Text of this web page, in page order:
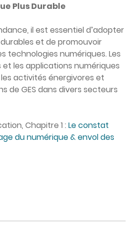
Plus Durable
il est essentiel d’adopter
et de promouvoir
technologies numériques. Les
et les applications numériques
activités énergivores et
de GES dans divers secteurs
Chapitre 1 : Le constat
du numérique & envol des